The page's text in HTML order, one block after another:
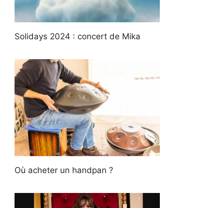
Solidays 2024 : concert de Mika
Où acheter un handpan ?